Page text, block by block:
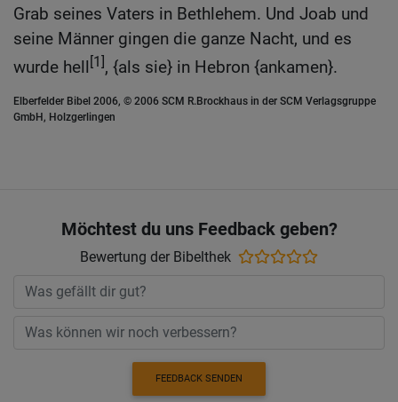
Grab seines Vaters in Bethlehem. Und Joab und
seine Männer gingen die ganze Nacht, und es
wurde hell [1], {als sie} in Hebron {ankamen}.
Elberfelder Bibel 2006, © 2006 SCM R.Brockhaus in der SCM Verlagsgruppe
GmbH, Holzgerlingen
Möchtest du uns Feedback geben?
Bewertung der Bibelthek
FEEDBACK SENDEN